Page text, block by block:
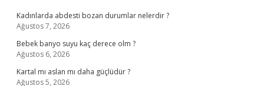
Kadınlarda abdesti bozan durumlar nelerdir ?
Ağustos 7, 2026
Bebek banyo suyu kaç derece olm ?
Ağustos 6, 2026
Kartal mı aslan mı daha güçlüdür ?
Ağustos 5, 2026